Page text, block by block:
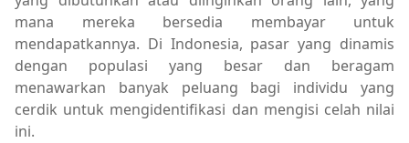
mana mereka bersedia membayar untuk
mendapatkannya. Di Indonesia, pasar yang dinamis
dengan populasi yang besar dan beragam
menawarkan banyak peluang bagi individu yang
cerdik untuk mengidentifikasi dan mengisi celah nilai
ini.